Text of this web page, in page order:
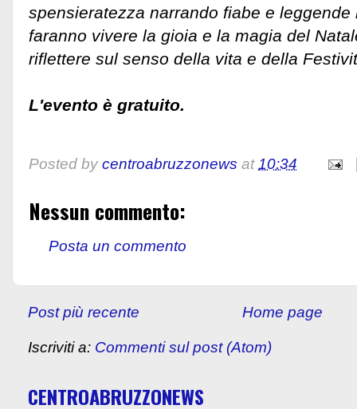
spensieratezza narrando fiabe e
faranno vivere la gioia e la magia del
riflettere sul senso della vita e della
L'evento è gratuito.
Posted by centroabruzzonews at10:34
Nessun commento:
Posta un commento
Post più recente Home page
Iscriviti a: Commenti sul post (Atom)
CENTROABRUZZONEWS